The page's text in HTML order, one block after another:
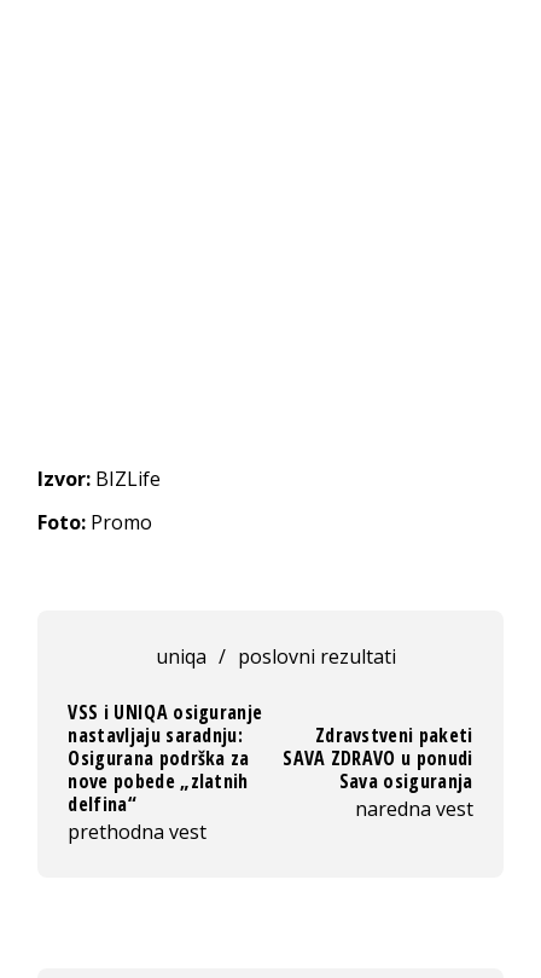
Izvor: BIZLife
Foto: Promo
uniqa / poslovni rezultati
VSS i UNIQA osiguranje
nastavljaju saradnju:
Osigurana podrška za
nove pobede „zlatnih
delfina“
prethodna vest
Zdravstveni paketi
SAVA ZDRAVO u ponudi
Sava osiguranja
naredna vest